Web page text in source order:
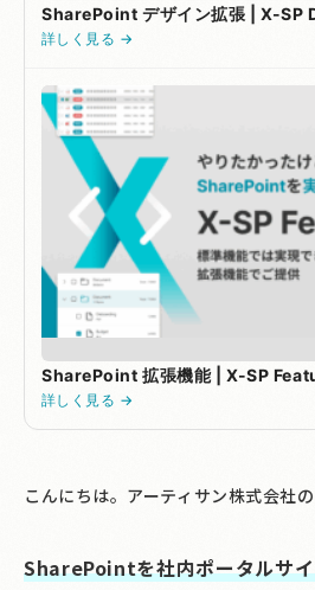
SharePoint デザイン拡張 | X-SP
詳しく見る →
SharePoint 拡張機能 | X-SP
詳しく見る →
こんにちは。アーティサン株式会社
SharePointを社内ポータルサ